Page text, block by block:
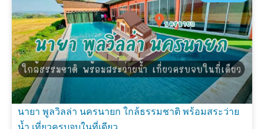
นายา พูลวิลล่า นครนายก ใกล้ธรรมชาติ พร้อมสระว่าย